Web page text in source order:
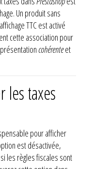
Un produit sans
TTC est activé
cette association pour
cohérenteet
les taxes
pour afficher
est désactivée,
les règles fiscales sont